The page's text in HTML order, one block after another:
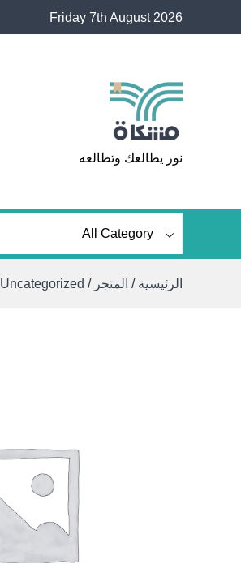
Friday 7th August 2026
مشكاة
نور يطالعك وتطالعه
الرئيسية / المتجر /
Uncategorized